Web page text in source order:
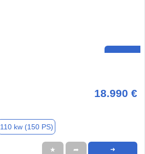
18.990 €
110 kw (150 PS)
★ ➦ ➜